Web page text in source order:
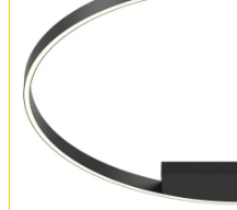
Комплект лампочек
Обмен и возврат